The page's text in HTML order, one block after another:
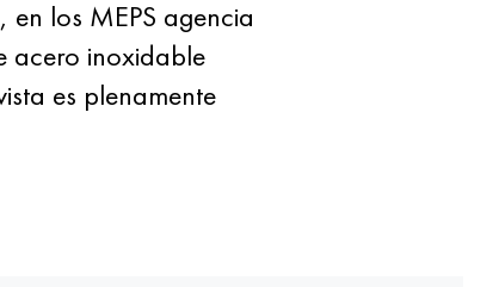
los MEPS agencia
acero inoxidable
es plenamente